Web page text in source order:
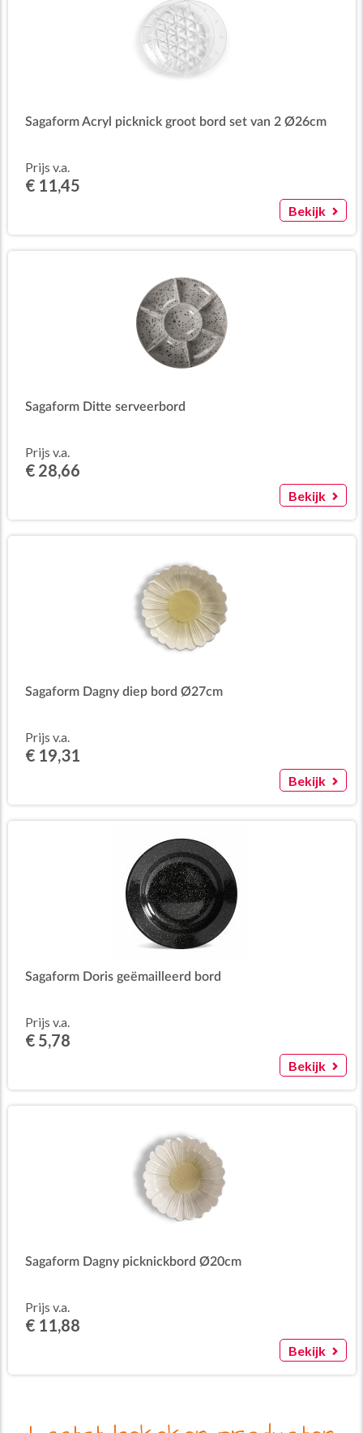
Sagaform Acryl picknick groot bord set van 2 Ø26cm
Prijs v.a.
€ 11,45
Bekijk
Sagaform Ditte serveerbord
Prijs v.a.
€ 28,66
Bekijk
Sagaform Dagny diep bord Ø27cm
Prijs v.a.
€ 19,31
Bekijk
Sagaform Doris geëmailleerd bord
Prijs v.a.
€ 5,78
Bekijk
Sagaform Dagny picknickbord Ø20cm
Prijs v.a.
€ 11,88
Bekijk